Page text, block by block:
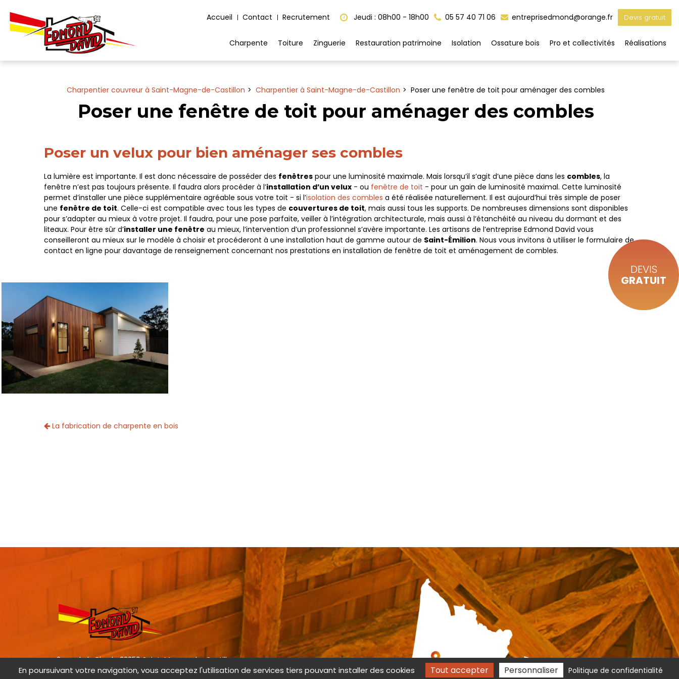
Accueil Contact Recrutement Jeudi : 08h00 - 18h00 05 57 40 71 06 entreprisedmond@orange.fr Devis gratuit
Charpente Toiture Zinguerie Restauration patrimoine Isolation Ossature bois Pro et collectivités Réalisations
Charpentier couvreur à Saint-Magne-de-Castillon Charpentier à Saint-Magne-de-Castillon Poser une fenêtre de toit pour aménager des combles
Poser une fenêtre de toit pour aménager des combles
Poser un velux pour bien aménager ses combles
La lumière est importante. Il est donc nécessaire de posséder des fenêtres pour une luminosité maximale. Mais lorsqu’il s’agit d’une pièce dans les combles, la
fenêtre n’est pas toujours présente. Il faudra alors procéder à l’installation d’un velux - ou fenêtre de toit - pour un gain de luminosité maximal. Cette luminosité
permet d’installer une pièce supplémentaire agréable sous votre toit - si l’isolation des combles a été réalisée naturellement. Il est aujourd’hui très simple de poser
une fenêtre de toit. Celle-ci est compatible avec tous les types de couvertures de toit, mais aussi tous les supports. De nombreuses dimensions sont disponibles
pour s’adapter au mieux à votre projet. Il faudra, pour une pose parfaite, veiller à l’intégration architecturale, mais aussi à l’étanchéité au niveau du dormant et des
liteaux. Pour être sûr d’installer une fenêtre au mieux, l’intervention d’un professionnel s’avère importante. Les artisans de l’entreprise Edmond David vous
conseilleront au mieux sur le modèle à choisir et procéderont à une installation haut de gamme autour de Saint-Émilion. Nous vous invitons à utiliser le formulaire de
contact en ligne pour davantage de renseignement concernant nos prestations en installation de fenêtre de toit et aménagement de combles.
La fabrication de charpente en bois
2 rue de la Rhode 33350 Saint-Magne-de-Castillon
05 57 40 71 06
DEVIS
GRATUIT
En poursuivant votre navigation, vous acceptez l'utilisation de services tiers pouvant installer des cookies Tout accepter Personnaliser Politique de confidentialité